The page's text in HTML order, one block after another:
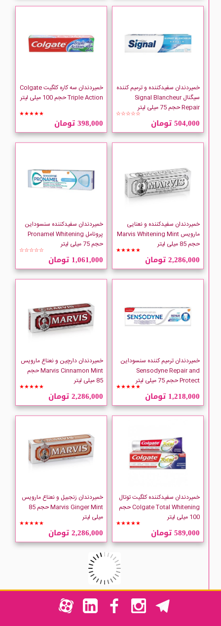
متفرقه آرایشی
خمیردندان سفیدکننده و ترمیم کننده
سیگنال Signal Blancheur
Repair حجم 75 میلی لیتر
☆☆☆☆☆
504,000 تومان
خمیردندان سه کاره کلگیت Colgate
Triple Action حجم 100 میلی لیتر
★★★★★
398,000 تومان
خمیردندان سفیدکننده و نعنایی
مارویس Marvis Whitening Mint
حجم 85 میلی لیتر
★★★★★
2,286,000 تومان
خمیردندان سفیدکننده سنسوداین
پرونامل Pronamel Whitening
حجم 75 میلی لیتر
☆☆☆☆☆
1,061,000 تومان
خمیردندان ترمیم کننده سنسوداین
Sensodyne Repair and
Protect حجم 75 میلی لیتر
★★★★★
1,218,000 تومان
خمیردندان دارچین و نعناع مارویس
Marvis Cinnamon Mint حجم
85 میلی لیتر
★★★★★
2,286,000 تومان
خمیردندان سفیدکننده کلگیت توتال
Colgate Total Whitening حجم
100 میلی لیتر
★★★★★
589,000 تومان
خمیردندان زنجبیل و نعناع مارویس
Marvis Ginger Mint حجم 85
میلی لیتر
★★★★★
2,286,000 تومان